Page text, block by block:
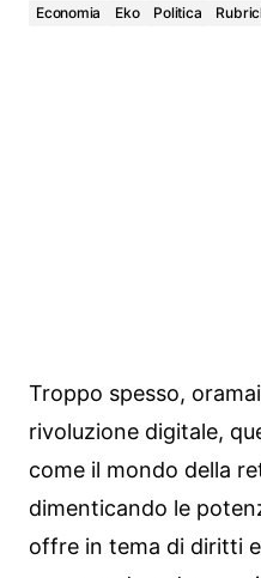
Economia Eko Politica
Troppo spesso,
rivoluzione digitale,
come il mondo della
dimenticando le
offre in tema di diritti